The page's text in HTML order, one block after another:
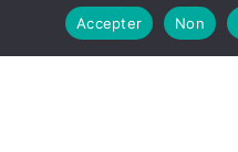
Accepter
Non